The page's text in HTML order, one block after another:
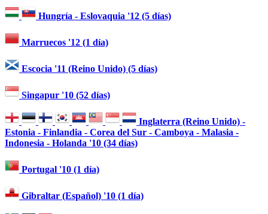
Hungría - Eslovaquia '12 (5 días)
Marruecos '12 (1 día)
Escocia '11 (Reino Unido) (5 días)
Singapur '10 (52 días)
Inglaterra (Reino Unido) -
Estonia - Finlandia - Corea del Sur - Camboya - Malasia -
Indonesia - Holanda '10 (34 días)
Portugal '10 (1 día)
Gibraltar (Español) '10 (1 día)